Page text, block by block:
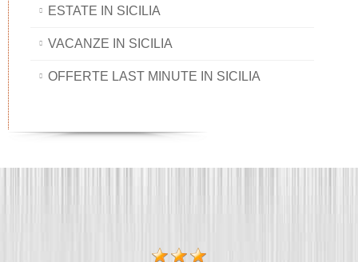
ESTATE IN SICILIA
VACANZE IN SICILIA
OFFERTE LAST MINUTE IN SICILIA